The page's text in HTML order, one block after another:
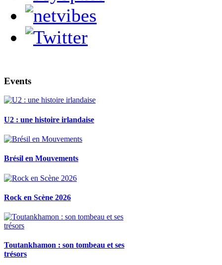
Events
U2 : une histoire irlandaise
Brésil en Mouvements
Rock en Scène 2026
Toutankhamon : son tombeau et ses
trésors